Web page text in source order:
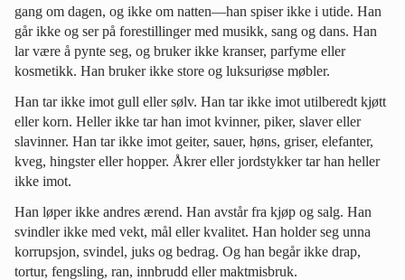
gang om dagen, og ikke om natten—han spiser ikke i utide. Han
går ikke og ser på forestillinger med musikk, sang og dans. Han
lar være å pynte seg, og bruker ikke kranser, parfyme eller
kosmetikk. Han bruker ikke store og luksuriøse møbler.
Han tar ikke imot gull eller sølv. Han tar ikke imot utilberedt kjøtt
eller korn. Heller ikke tar han imot kvinner, piker, slaver eller
slavinner. Han tar ikke imot geiter, sauer, høns, griser, elefanter,
kveg, hingster eller hopper. Åkrer eller jordstykker tar han heller
ikke imot.
Han løper ikke andres ærend. Han avstår fra kjøp og salg. Han
svindler ikke med vekt, mål eller kvalitet. Han holder seg unna
korrupsjon, svindel, juks og bedrag. Og han begår ikke drap,
tortur, fengsling, ran, innbrudd eller maktmisbruk.